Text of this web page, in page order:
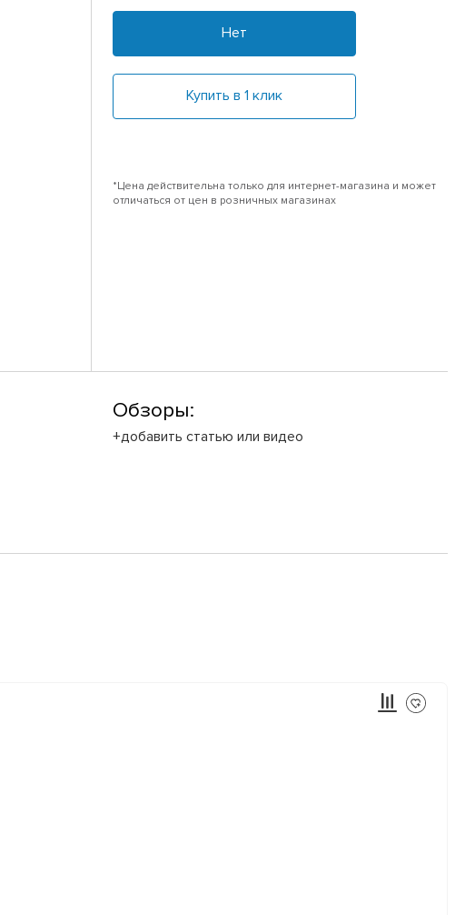
Нет
Купить в 1 клик
*Цена действительна только для интернет-магазина и может
отличаться от цен в розничных магазинах
Обзоры:
+добавить статью или видео